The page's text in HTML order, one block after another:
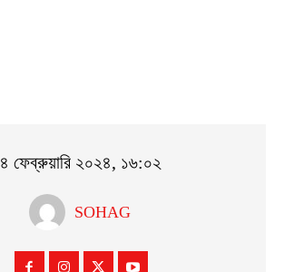
৪ ফেব্রুয়ারি ২০২৪, ১৬:০২
SOHAG